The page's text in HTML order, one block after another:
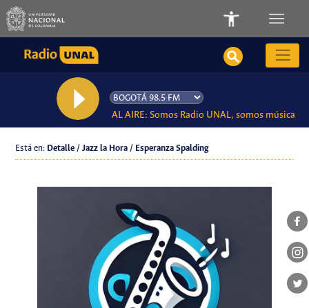
AL AIRE: Somos Radio UNAL, somos música
Está en: Detalle / Jazz la Hora / Esperanza Spalding